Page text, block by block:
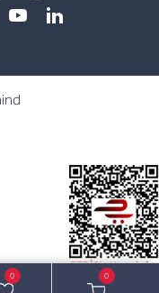
0 0
Facebook
instagram
twitter